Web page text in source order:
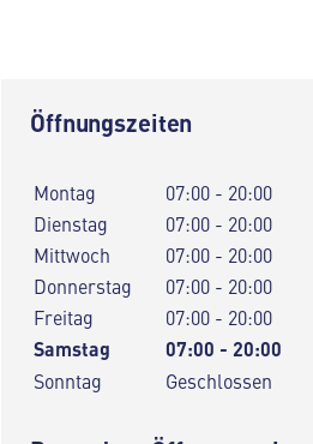
Öffnungszeiten
Montag
07:00 - 20:00
Dienstag
07:00 - 20:00
Mittwoch
07:00 - 20:00
Donnerstag
07:00 - 20:00
Freitag
07:00 - 20:00
Samstag 07:00 - 20:00
Sonntag Geschlossen